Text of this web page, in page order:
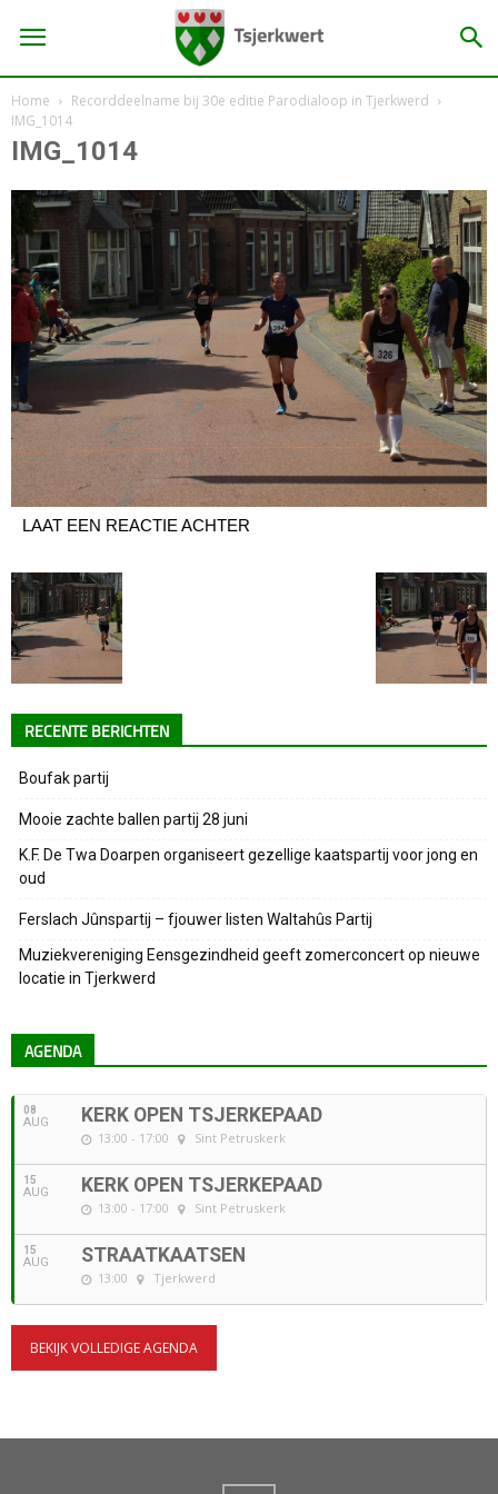
Home
Recorddeelname bij 30e editie Parodialoop in Tjerkwerd
IMG_1014
IMG_1014
LAAT EEN REACTIE ACHTER
RECENTE BERICHTEN
Boufak partij
Mooie zachte ballen partij 28 juni
K.F. De Twa Doarpen organiseert gezellige kaatspartij voor jong en
oud
Ferslach Jûnspartij – fjouwer listen Waltahûs Partij
Muziekvereniging Eensgezindheid geeft zomerconcert op nieuwe
locatie in Tjerkwerd
AGENDA
08
AUG KERK OPEN TSJERKEPAAD
13:00 - 17:00 Sint Petruskerk
15
AUG KERK OPEN TSJERKEPAAD
13:00 - 17:00 Sint Petruskerk
15
AUG STRAATKAATSEN
13:00 Tjerkwerd
BEKIJK VOLLEDIGE AGENDA